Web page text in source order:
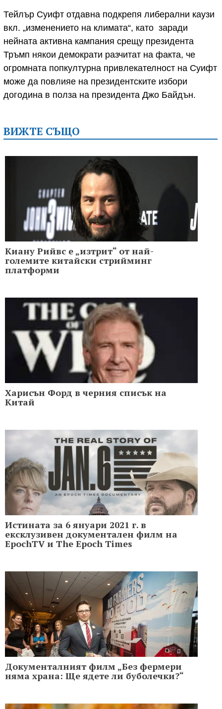
Тейлър Суифт отдавна подкрепя либерални каузи
вкл. „изменението на климата“, като заради
нейната активна кампания срещу президента
Тръмп някои демократи разчитат на факта, че
огромната попкултурна привлекателност на Суифт
може да повлияе на президентските избори
догодина в полза на президента Джо Байдън.
ВИЖТЕ СЪЩО
Киану Рийвс е „изтрит“ от най-
големите китайски стрийминг
платформи
Харисън Форд в черния списък на
Китай
Истината за 6 януари 2021 г. в
ексклузивен документален филм на
EpochTV и The Epoch Times
Документалният филм „Без фермери
няма храна: Ще ядете ли буболечки?“